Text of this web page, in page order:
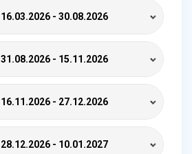
16.03.2026 - 30.08.2026
31.08.2026 - 15.11.2026
16.11.2026 - 27.12.2026
28.12.2026 - 10.01.2027